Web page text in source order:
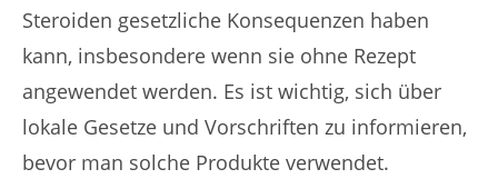
Steroiden gesetzliche Konsequenzen haben
kann, insbesondere wenn sie ohne Rezept
angewendet werden. Es ist wichtig, sich über
lokale Gesetze und Vorschriften zu informieren,
bevor man solche Produkte verwendet.